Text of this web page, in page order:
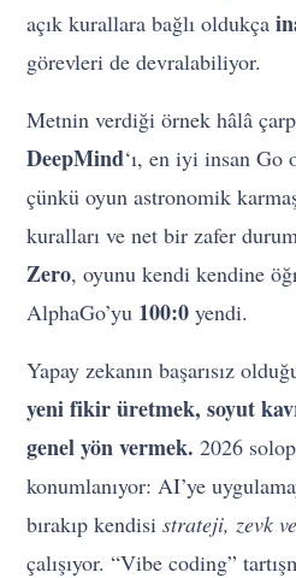
açık kurallara bağlı oldukça
görevleri de devralabiliyor.
Metnin verdiği örnek hâlâ
DeepMind‘ı, en iyi insan Go
çünkü oyun astronomik
kuralları ve net bir zafer
Zero, oyunu kendi kendine
AlphaGo’yu 100:0 yendi.
Yapay zekanın başarısız
yeni fikir üretmek, soyut
genel yön vermek. 2026
konumlanıyor: AI’ye
bırakıp kendisistrateji, zevk
çalışıyor. “Vibe coding”